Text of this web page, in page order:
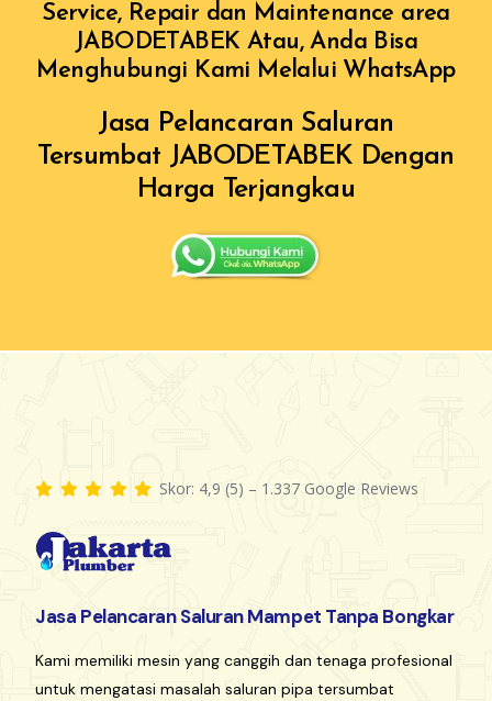
Service, Repair dan Maintenance area
JABODETABEK Atau, Anda Bisa
Menghubungi Kami Melalui WhatsApp
Jasa Pelancaran Saluran
Tersumbat JABODETABEK Dengan
Harga Terjangkau
Skor: 4,9 (5) – 1.337 Google Reviews
Jasa Pelancaran Saluran Mampet Tanpa Bongkar
Kami memiliki mesin yang canggih dan tenaga profesional
untuk mengatasi masalah saluran pipa tersumbat